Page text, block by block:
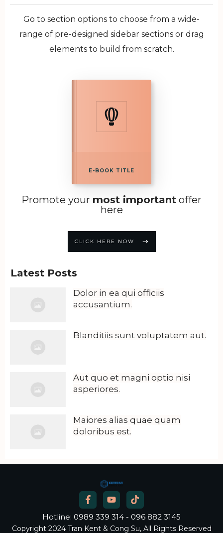
Go to section options to choose from a wide-
range of pre-designed sidebar sections or drag
elements to build from scratch.
E-BOOK TITLE
Promote your most important offer
here
CLICK HERE NOW
Latest Posts
Dolor in ea qui officiis
accusantium.
Blanditiis sunt voluptatem aut.
Aut quo et magni optio nisi
asperiores.
Maiores alias quae quam
doloribus est.
Hotline: 0989 339 314 - 096 882 3145
Copyright 2024Tran Kent & Cong Su, All Rights Reserved